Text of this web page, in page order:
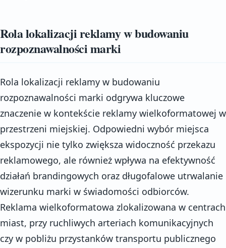
Rola lokalizacji reklamy w budowaniu
rozpoznawalności marki
Rola lokalizacji reklamy w budowaniu
rozpoznawalności marki odgrywa kluczowe
znaczenie w kontekście reklamy wielkoformatowej w
przestrzeni miejskiej. Odpowiedni wybór miejsca
ekspozycji nie tylko zwiększa widoczność przekazu
reklamowego, ale również wpływa na efektywność
działań brandingowych oraz długofalowe utrwalanie
wizerunku marki w świadomości odbiorców.
Reklama wielkoformatowa zlokalizowana w centrach
miast, przy ruchliwych arteriach komunikacyjnych
czy w pobliżu przystanków transportu publicznego